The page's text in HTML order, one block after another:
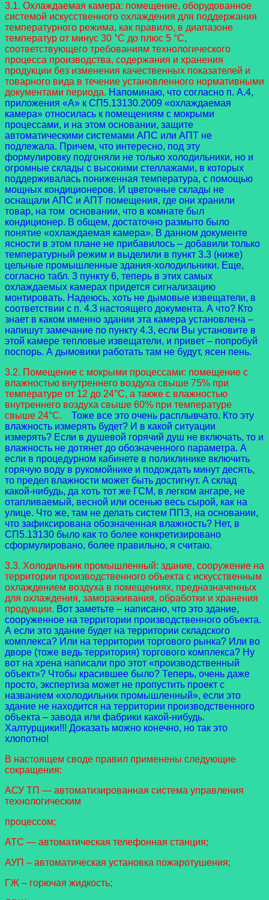
3.1. Охлаждаемая камера: помещение, оборудованное
системой искусственного охлаждения для поддержания
температурного режима, как правило, в диапазоне
температур от минус 30 °С до плюс 5 °С,
соответствующего требованиям технологического
процесса производства, содержания и хранения
продукции без изменения качественных показателей и
товарного вида в течение установленного нормативными
документами периода. Напоминаю, что согласно п. А.4,
приложения «А» к СП5.13130.2009 «охлаждаемая
камера» относилась к помещениям с мокрыми
процессами, и на этом основании, защите
автоматическими системами АПС или АПТ не
подлежала. Причем, что интересно, под эту
формулировку подгоняли не только холодильники, но и
огромные склады с высокими стеллажами, в которых
поддерживалась пониженная температура, с помощью
мощных кондиционеров. И цветочные склады не
оснащали АПС и АПТ помещения, где они хранили
товар, на том основании, что в комнате был
кондиционер. В общем, достаточно размыто было
понятие «охлаждаемая камера». В данном документе
ясности в этом плане не прибавилось – добавили только
температурный режим и выделили в пункт 3.3 (ниже)
цельные промышленные здания-холодильники. Еще,
согласно табл. 3 пункту 6, теперь в этих самых
охлаждаемых камерах придется сигнализацию
монтировать. Надеюсь, хоть не дымовые извещатели, в
соответствии с п. 4.3 настоящего документа. А что? Кто
знает в каком именно здании эта камера установлена –
напишут замечание по пункту 4.3, если Вы установите в
этой камере тепловые извещатели, и привет – попробуй
поспорь. А дымовики работать там не будут, ясен пень.
3.2. Помещение с мокрыми процессами: помещение с
влажностью внутреннего воздуха свыше 75% при
температуре от 12 до 24°С, а также с влажностью
внутреннего воздуха свыше 60% при температуре
свыше 24°С.
Тоже все это очень расплывчато. Кто эту
влажность измерять будет? И в какой ситуации
измерять? Если в душевой горячий душ не включать, то и
влажность не дотянет до обозначенного параметра. А
если в процедурном кабинете в поликлинике включить
горячую воду в рукомойнике и подождать минут десять,
то предел влажности может быть достигнут. А склад
какой-нибудь, да хоть тот же ГСМ, в легком ангаре, не
отапливаемый, весной или осенью весь сырой, как на
улице. Что же, там не делать систем ППЗ, на основании,
что зафиксирована обозначенная влажность? Нет, в
СП5.13130 было как то более конкретизировано
сформулировано, более правильно, я считаю.
3.3. Холодильник промышленный: здание, сооружение на
территории производственного объекта с искусственным
охлаждением воздуха в помещениях, предназначенных
для охлаждения, замораживания, обработки и хранения
продукции. Вот заметьте – написано, что это здание,
сооруженное на территории производственного объекта.
А если это здание будет на территории складского
комплекса? Или на территории торгового рынка? Или во
дворе (тоже ведь территория) торгового комплекса? Ну
вот на хрена написали про этот «производственный
объект»? Чтобы красившее было? Теперь, очень даже
просто, экспертиза может не пропустить проект с
названием «холодильник промышленный», если это
здание не находится на территории производственного
объекта – завода или фабрики какой-нибудь.
Халтурщики!!! Доказать можно конечно, но так это
хлопотно!
В настоящем своде правил применены следующие
сокращения:
АСУ ТП — автоматизированная система управления
технологическим
процессом;
АТС — автоматическая телефонная станция;
АУП – автоматическая установка пожаротушения;
ГЖ – горючая жидкость;